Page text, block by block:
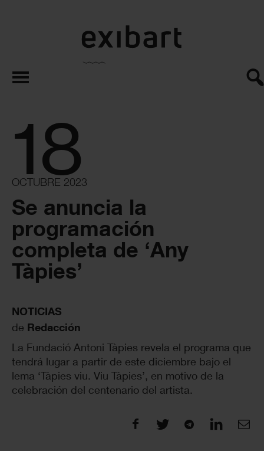
exibart.es
18
OCTUBRE 2023
Se anuncia la
programación
completa de ‘Any
Tàpies’
NOTICIAS
de Redacción
La Fundació Antoni Tàpies revela el programa que
tendrá lugar a partir de este diciembre bajo el
lema ‘Tàpies viu. Viu Tàpies’, en motivo de la
celebración del centenario del artista.